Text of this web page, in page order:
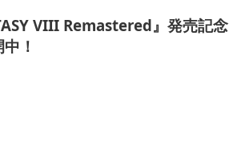
ィ
VIII Remastered』発売記念
！